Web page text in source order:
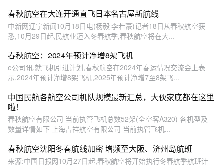
春秋航空在大连开通直飞日本名古屋新航线
中新网辽宁新闻10月18日电(杨毅 李若豪)记者18日从春秋航空获
悉,10月29日起,民航业迈入冬春航季,春秋航空将在大...
春秋航空：2024年预计净增8架飞机
e公司讯,就飞机引进计划,春秋航空在2024年春运情况交流会上表
示,2024年预计净增8架飞机,2025年预计净增7至8架飞...
中国民航各航空公司机队规模最新汇总，大伙家底都在这里
啦！
春秋航空有限公司 当前执管飞机总数52架(全空客A320) 各机型及
数量详情如下 上海吉祥航空有限公司 当前执管飞机...
春秋航空沈阳冬春航线加密 增频至大阪、济州岛航班
来源:中国日报网10月27日起,春秋航空将开始执行冬春航季航班计